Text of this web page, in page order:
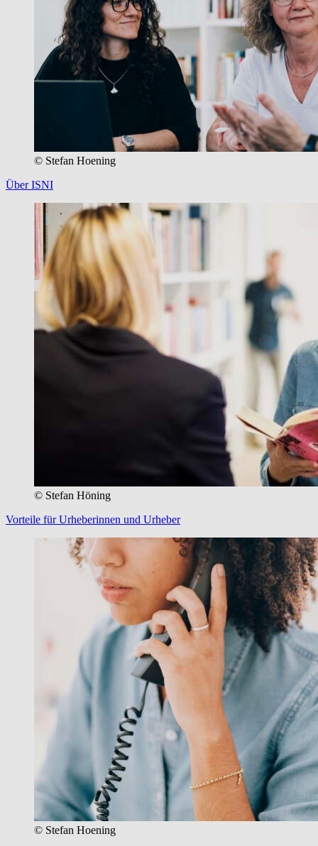
© Stefan Hoening
Über ISNI
© Stefan Höning
Vorteile für Urheberinnen und Urheber
© Stefan Hoening